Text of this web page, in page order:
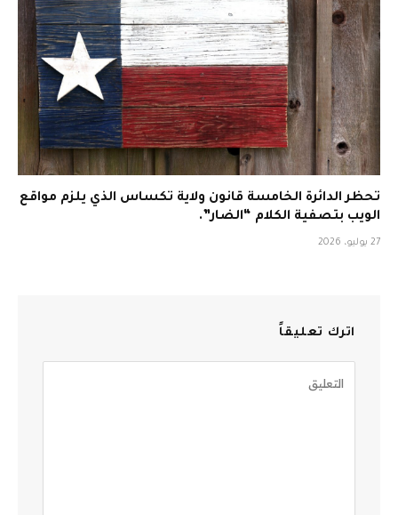
تحظر الدائرة الخامسة قانون ولاية تكساس الذي يلزم مواقع
الويب بتصفية الكلام “الضار”.
27 يوليو، 2026
اترك تعليقاً